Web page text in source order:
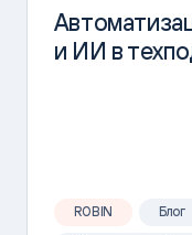
и ИИ в
ROBIN Блог